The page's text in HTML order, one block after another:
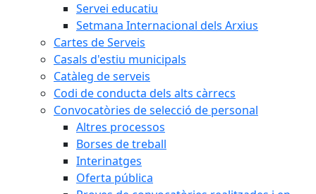
Servei educatiu
Setmana Internacional dels Arxius
Cartes de Serveis
Casals d'estiu municipals
Catàleg de serveis
Codi de conducta dels alts càrrecs
Convocatòries de selecció de personal
Altres processos
Borses de treball
Interinatges
Oferta pública